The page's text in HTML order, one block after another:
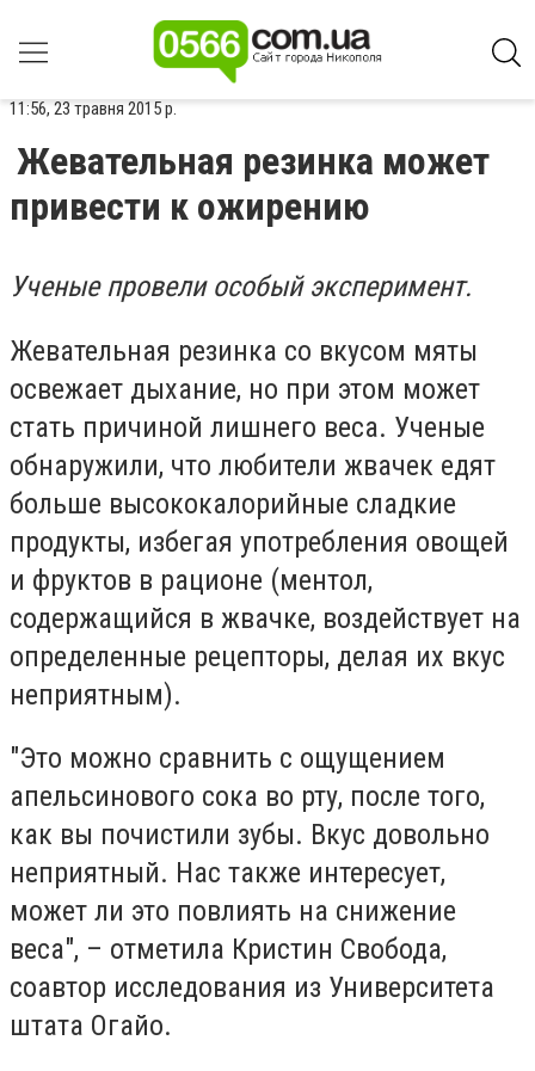
11:56, 23 травня 2015 р.
Жевательная резинка может
привести к ожирению
Ученые провели особый эксперимент.
Жевательная резинка со вкусом мяты
освежает дыхание, но при этом может
стать причиной лишнего веса. Ученые
обнаружили, что любители жвачек едят
больше высококалорийные сладкие
продукты, избегая употребления овощей
и фруктов в рационе (ментол,
содержащийся в жвачке, воздействует на
определенные рецепторы, делая их вкус
неприятным).
"Это можно сравнить с ощущением
апельсинового сока во рту, после того,
как вы почистили зубы. Вкус довольно
неприятный. Нас также интересует,
может ли это повлиять на снижение
веса", – отметила Кристин Свобода,
соавтор исследования из Университета
штата Огайо.